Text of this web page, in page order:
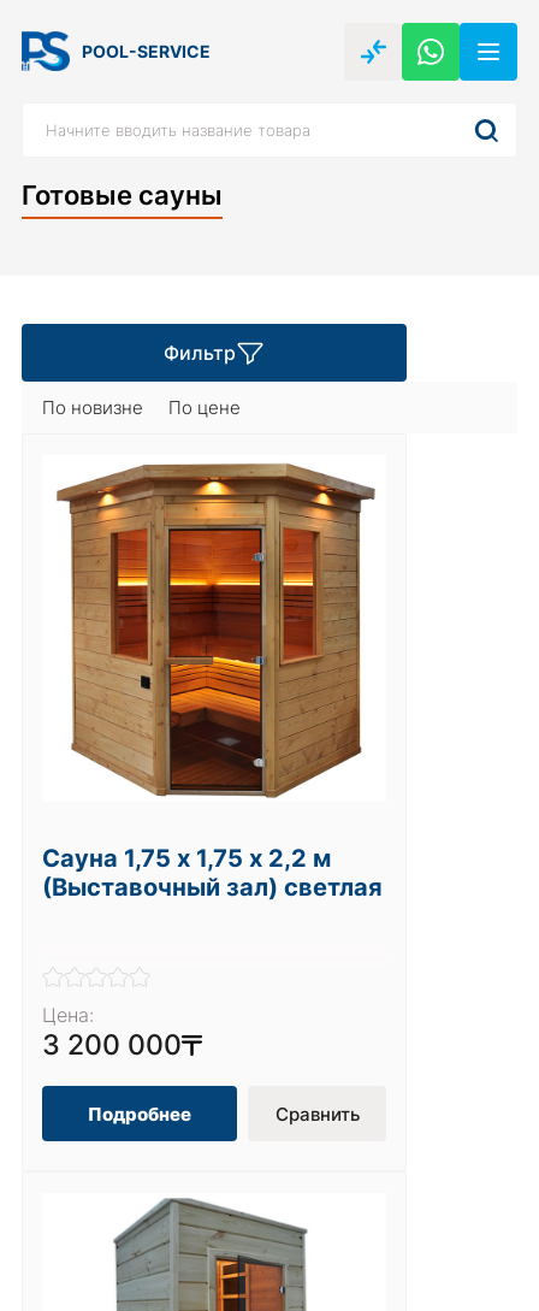
POOL-SERVICE
Готовые сауны
Фильтр
По новизне По цене
Сауна 1,75 х 1,75 х 2,2 м
(Выставочный зал) светлая
Цена:
3 200 000
Подробнее Сравнить